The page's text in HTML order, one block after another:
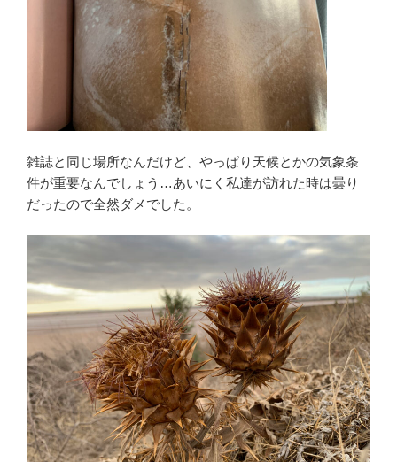
雑誌と同じ場所なんだけど、やっぱり天候とかの気象条
件が重要なんでしょう…あいにく私達が訪れた時は曇り
だったので全然ダメでした。